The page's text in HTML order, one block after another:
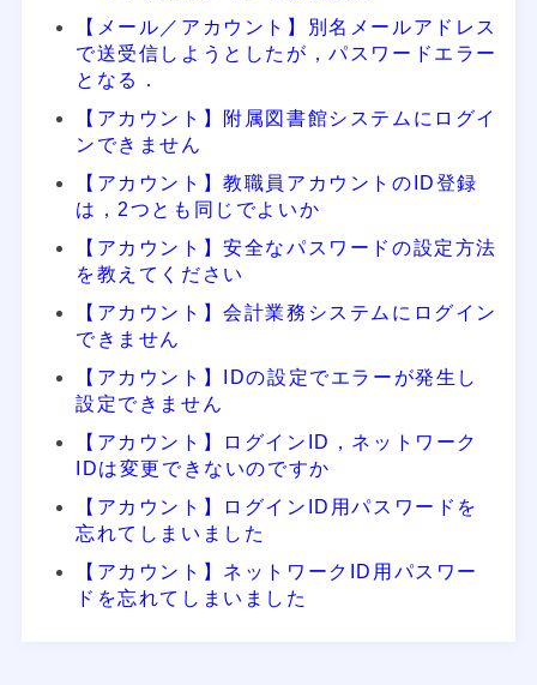
【メール／アカウント】別名メールアドレス
で送受信しようとしたが，パスワードエラー
となる．
【アカウント】附属図書館システムにログイ
ンできません
【アカウント】教職員アカウントのID登録
は，2つとも同じでよいか
【アカウント】安全なパスワードの設定方法
を教えてください
【アカウント】会計業務システムにログイン
できません
【アカウント】IDの設定でエラーが発生し
設定できません
【アカウント】ログインID，ネットワーク
IDは変更できないのですか
【アカウント】ログインID用パスワードを
忘れてしまいました
【アカウント】ネットワークID用パスワー
ドを忘れてしまいました